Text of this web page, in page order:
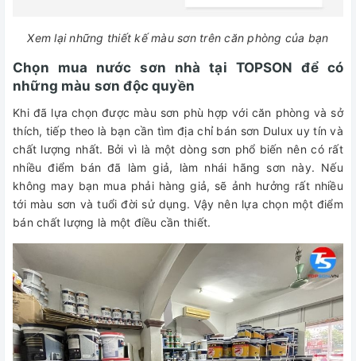
Xem lại những thiết kế màu sơn trên căn phòng của bạn
Chọn mua nước sơn nhà tại TOPSON để có
những màu sơn độc quyền
Khi đã lựa chọn được màu sơn phù hợp với căn phòng và sở
thích, tiếp theo là bạn cần tìm địa chỉ bán sơn Dulux uy tín và
chất lượng nhất. Bởi vì là một dòng sơn phổ biến nên có rất
nhiều điểm bán đã làm giả, làm nhái hãng sơn này. Nếu
không may bạn mua phải hàng giả, sẽ ảnh hưởng rất nhiều
tới màu sơn và tuổi đời sử dụng. Vậy nên lựa chọn một điểm
bán chất lượng là một điều cần thiết.